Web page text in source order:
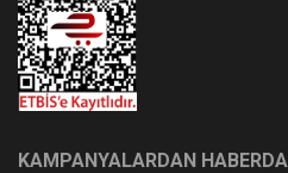
KAMPANYALARDAN